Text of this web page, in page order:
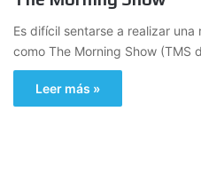
Es difícil sentarse a realizar
como The Morning Show (TMS
Leer más »